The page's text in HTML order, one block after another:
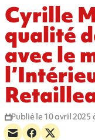
Cyrille
qualité
avec le
Publié le 10 avril 2025